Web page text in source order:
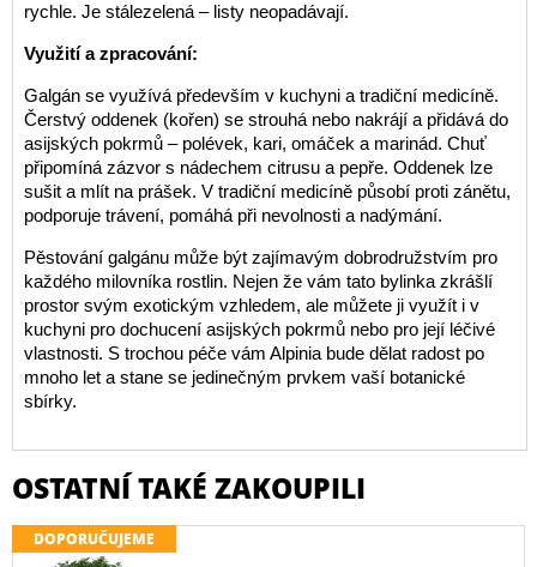
rychle. Je stálezelená – listy neopadávají.
Využití a zpracování:
Galgán se využívá především v kuchyni a tradiční medicíně.
Čerstvý oddenek (kořen) se strouhá nebo nakrájí a přidává do
asijských pokrmů – polévek, kari, omáček a marinád. Chuť
připomíná zázvor s nádechem citrusu a pepře. Oddenek lze
sušit a mlít na prášek. V tradiční medicíně působí proti zánětu,
podporuje trávení, pomáhá při nevolnosti a nadýmání.
Pěstování galgánu může být zajímavým dobrodružstvím pro
každého milovníka rostlin. Nejen že vám tato bylinka zkrášlí
prostor svým exotickým vzhledem, ale můžete ji využít i v
kuchyni pro dochucení asijských pokrmů nebo pro její léčivé
vlastnosti. S trochou péče vám Alpinia bude dělat radost po
mnoho let a stane se jedinečným prvkem vaší botanické
sbírky.
OSTATNÍ TAKÉ ZAKOUPILI
DOPORUČUJEME